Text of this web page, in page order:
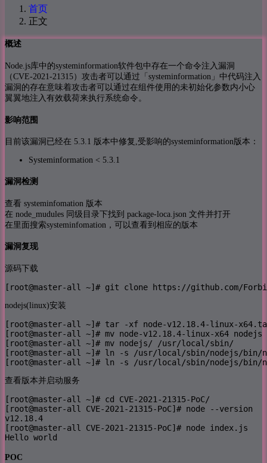
首页
正文
概述
Node.js库中的systeminformation软件包中存在一个命令注入漏洞
（CVE-2021-21315）攻击者可以通过「systeminformation」中代码注入
漏洞的存在意味着攻击者可以通过在组件使用的未初始化参数内小心
翼翼地注入有效载荷来执行系统命令。
影响范围
目前该漏洞已经在 5.3.1 版本中修复,受影响的systeminformation版本：
Systeminformation < 5.3.1
漏洞检测
查看 systeminfomation 版本
在 node_mudules 同级目录下找到 package-loca.json 文件并打开
在里面搜索systeminfomation，可以查看到相应的版本
漏洞复现
源码下载
[root@master-all ~]# git clone https://github.com/
nodejs(linux)安装
[root@master-all ~]# tar -xf node-v12.18.4-linux-
[root@master-all ~]# mv node-v12.18.4-linux-x64 nodejs
[root@master-all ~]# mv nodejs/ /usr/local/sbin/
[root@master-all ~]# ln -s /usr/local/sbin/nodejs/bin/
[root@master-all ~]# ln -s /usr/local/sbin/nodejs/bin/
查看版本并启动服务
[root@master-all ~]# cd CVE-2021-21315-PoC/
[root@master-all CVE-2021-21315-PoC]# node --version
v12.18.4
[root@master-all CVE-2021-21315-PoC]# node index.js
Hello world
POC